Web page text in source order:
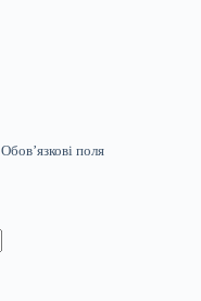
Обов’язкові поля